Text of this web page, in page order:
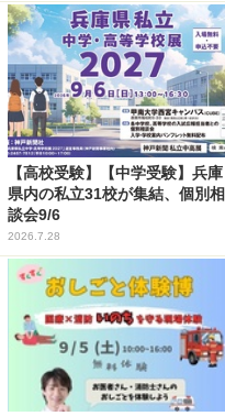
【高校受験】【中学受験】兵庫
県内の私立31校が集結、個別相
談会9/6
2026.7.28